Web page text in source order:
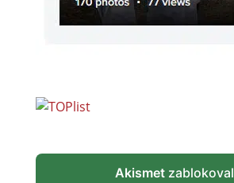
Akismetzablokoval